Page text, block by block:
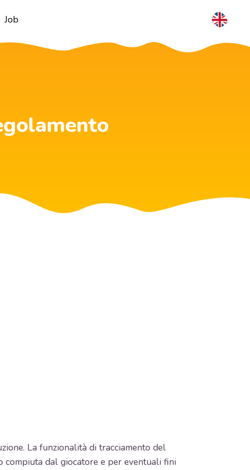
Job
La funzionalità di tracciamento del
compiuta dal giocatore e per eventuali fini